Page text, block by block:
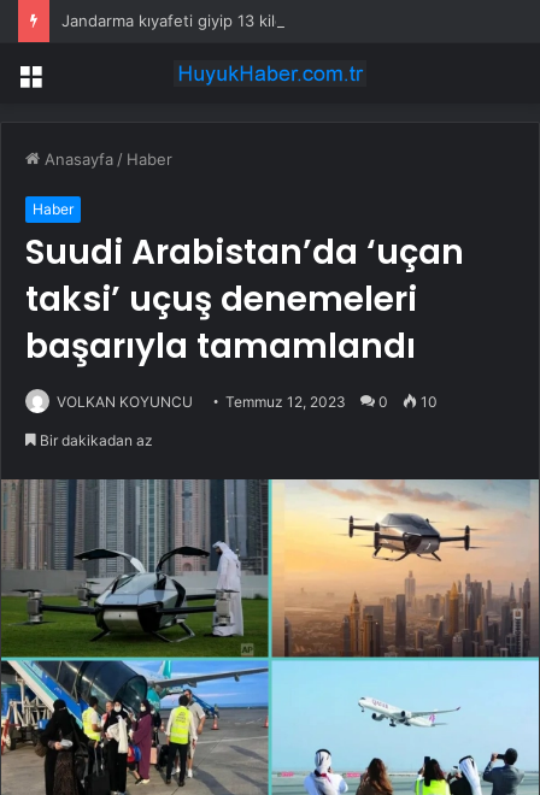
Menü
Anasayfa / Haber
Haber
Suudi Arabistan’da ‘uçan
taksi’ uçuş denemeleri
başarıyla tamamlandı
VOLKAN KOYUNCU Temmuz 12, 2023 0 10
Bir dakikadan az